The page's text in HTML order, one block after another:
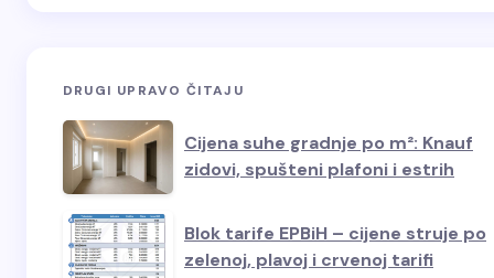
DRUGI UPRAVO ČITAJU
Cijena suhe gradnje po m²: Knauf
zidovi, spušteni plafoni i estrih
Blok tarife EPBiH – cijene struje po
zelenoj, plavoj i crvenoj tarifi